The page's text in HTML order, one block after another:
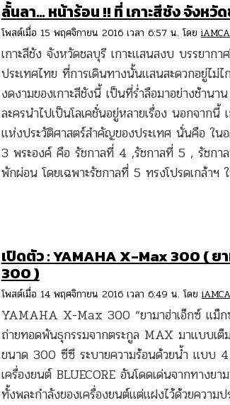
ลั้นลา… หน้าร้อน !! ที่ เกาะสีชัง จังหวั
โพสต์เมื่อ 15 พฤศจิกายน 2016 เวลา 6:57 น. โดย
เกาะสีชัง จังหวัดชลบุรี เกาะแสนสงบ บรรยาก
ประเทศไทย ที่การเดินทางนั้นแสนสะดวกอยู่ไม่
งดงามของเกาะสีชังนี้ เป็นที่ร่ำลือมาอย่างช้านา
ละครนำไปเป็นโลเคชั่นอยู่หลายเรื่อง นอกจากนี้
แห่งประวัติศาสตร์สำคัญของประเทศ นั่นคือ ใน
3 พระองค์ คือ รัชกาลที่ 4 ,รัชกาลที่ 5 , รัชกา
พักผ่อน โดยเฉพาะรัชกาลที่ 5 ทรงโปรดเกล้าฯ
เปิดตัว : YAMAHA X-Max 300 ( ย
300 )
โพสต์เมื่อ 14 พฤศจิกายน 2016 เวลา 6:49 น. โดย
YAMAHA X-Max 300 “ยามาฮ่าเอ็กซ์ แม็
ถ่ายทอดพันธุกรรมจากตระกูล MAX มาแบบเต็
ขนาด 300 ซีซี ระบายความร้อนด้วยน้ำ แบบ
เครื่องยนต์ BLUECORE อันโดดเด่นจากทางยา
ทั้งพละกำลังของเครื่องยนต์แต่แฝงไว้ด้วยความ